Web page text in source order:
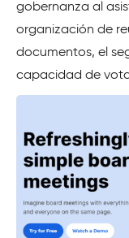
gobernanza al
organización de
documentos, el
capacidad de